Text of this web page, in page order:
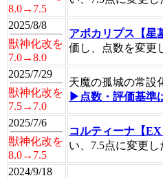
8.0→7.5
2025/8/8
獣神化改を
7.0→8.0
アポカリプス【星
価し、点数を変更
2025/7/29
獣神化改を
7.5→7.0
天魔の孤城の常設
▶点数・評価基準
2025/7/6
獣神化改を
8.0→7.5
コルティーナ【EX
い、7.5点に変更し
2024/9/18